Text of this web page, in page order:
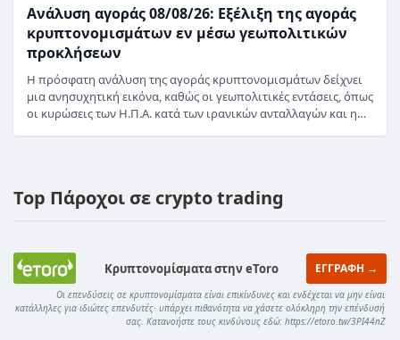
Ανάλυση αγοράς 08/08/26: Εξέλιξη της αγοράς
κρυπτονομισμάτων εν μέσω γεωπολιτικών
προκλήσεων
Η πρόσφατη ανάλυση της αγοράς κρυπτονομισμάτων δείχνει
μια ανησυχητική εικόνα, καθώς οι γεωπολιτικές εντάσεις, όπως
οι κυρώσεις των Η.Π.Α. κατά των ιρανικών ανταλλαγών και η…
Top Πάροχοι σε crypto trading
Κρυπτονομίσματα στην eToro ΕΓΓΡΑΦΗ →
Οι επενδύσεις σε κρυπτονομίσματα είναι επικίνδυνες και ενδέχεται να μην είναι
κατάλληλες για ιδιώτες επενδυτές· υπάρχει πιθανότητα να χάσετε ολόκληρη την επένδυσή
σας. Κατανοήστε τους κινδύνους εδώ: https://etoro.tw/3PI44nZ